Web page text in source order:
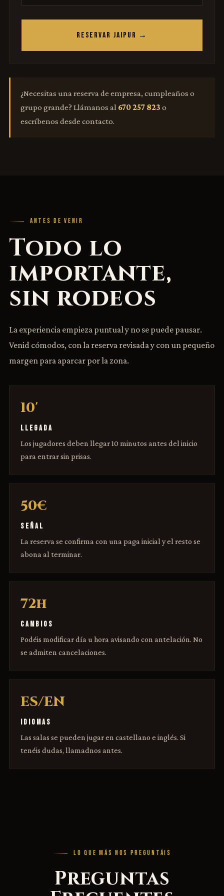
RESERVAR JAIPUR →
¿Necesitas una reserva de empresa, cumpleaños o
grupo grande? Llámanos al 670 257 823 o
escríbenos desde contacto.
ANTES DE VENIR
Todo lo
importante,
sin rodeos
La experiencia empieza puntual y no se puede pausar.
Venid cómodos, con la reserva revisada y con un pequeño
margen para aparcar por la zona.
10'
LLEGADA
Los jugadores deben llegar 10 minutos antes del inicio
para entrar sin prisas.
50€
SEÑAL
La reserva se confirma con una paga inicial y el resto se
abona al terminar.
72h
CAMBIOS
Podéis modificar día u hora avisando con antelación. No
se admiten cancelaciones.
ES/EN
IDIOMAS
Las salas se pueden jugar en castellano e inglés. Si
tenéis dudas, llamadnos antes.
LO QUE MÁS NOS PREGUNTÁIS
Preguntas